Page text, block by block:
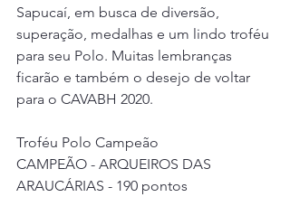
Sapucaí, em busca de diversão,
superação, medalhas e um lindo troféu
para seu Polo. Muitas lembranças
ficarão e também o desejo de voltar
para o CAVABH 2020.
Troféu Polo Campeão
CAMPEÃO - ARQUEIROS DAS
ARAUCÁRIAS - 190 pontos